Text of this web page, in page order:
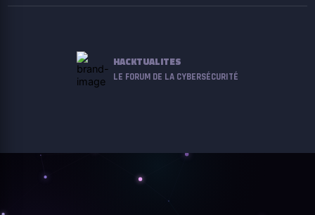
HACKTUALITES
LE FORUM DE LA CYBERSÉCURITÉ